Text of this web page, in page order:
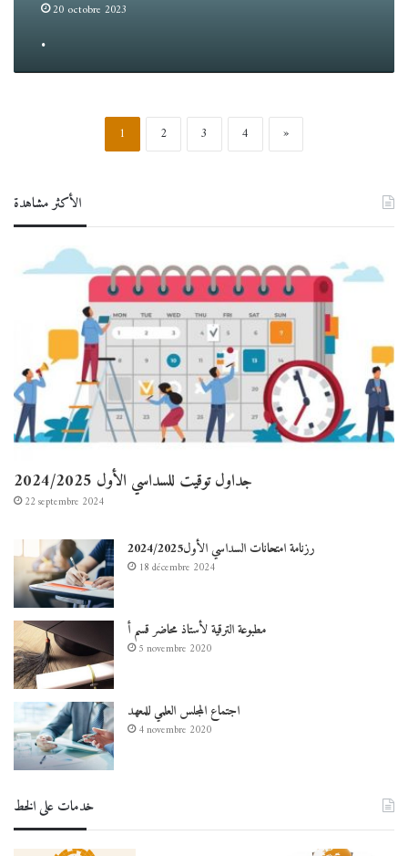
20 octobre 2023
.
1 2 3 4 »
الأكثر مشاهدة
جداول توقيت للسداسي الأول 2024/2025
22 septembre 2024
رزنامة امتحانات السداسي الأول2024/2025
18 décembre 2024
مطبوعة الترقية لأستاذ محاضر قسم أ
5 novembre 2020
اجتماع المجلس العلمي للمعهد
4 novembre 2020
خدمات على الخط